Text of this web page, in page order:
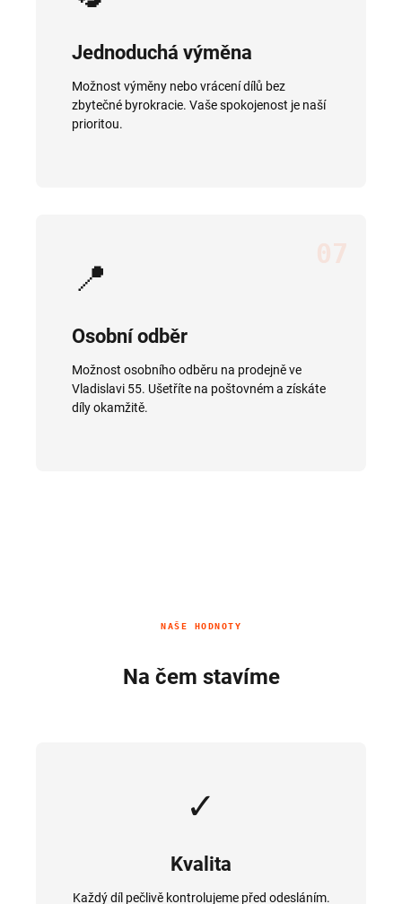
Jednoduchá výměna
Možnost výměny nebo vrácení dílů bez
zbytečné byrokracie. Vaše spokojenost je naší
prioritou.
07
📍
Osobní odběr
Možnost osobního odběru na prodejně ve
Vladislavi 55. Ušetříte na poštovném a získáte
díly okamžitě.
NAŠE HODNOTY
Na čem stavíme
✓
Kvalita
Každý díl pečlivě kontrolujeme před odesláním.